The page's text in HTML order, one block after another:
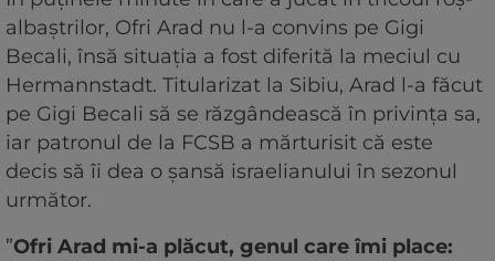
albaștrilor, Ofri Arad nu l-a convins pe Gigi
Becali, însă situația a fost diferită la meciul cu
Hermannstadt. Titularizat la Sibiu, Arad l-a făcut
pe Gigi Becali să se răzgândească în privința sa,
iar patronul de la FCSB a mărturisit că este
decis să îi dea o șansă israelianului în sezonul
următor.
”Ofri Arad mi-a plăcut, genul care îmi place: